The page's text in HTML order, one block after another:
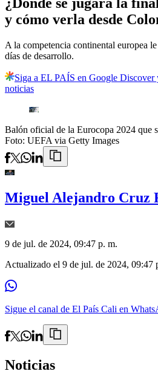
¿Dónde se jugará la
y cómo verla desde
A la competencia continental europea
días de desarrollo.
Siga a EL PAÍS en Google Discover
noticias
Balón oficial de la Eurocopa 2024 que
Foto: UEFA via Getty Images
Miguel Alejandro Cruz
9 de jul. de 2024, 09:47 p. m.
Actualizado el 9 de jul. de 2024, 09:47
Sigue el canal de El País Cali en
Noticias